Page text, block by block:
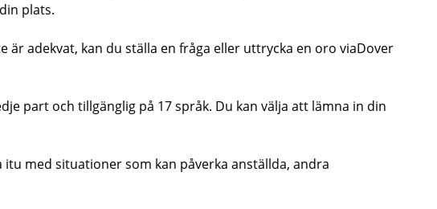
plats.
adekvat, kan du ställa en fråga eller uttrycka en oro viaDover
part och tillgänglig på 17 språk. Du kan välja att lämna in din
med situationer som kan påverka anställda, andra